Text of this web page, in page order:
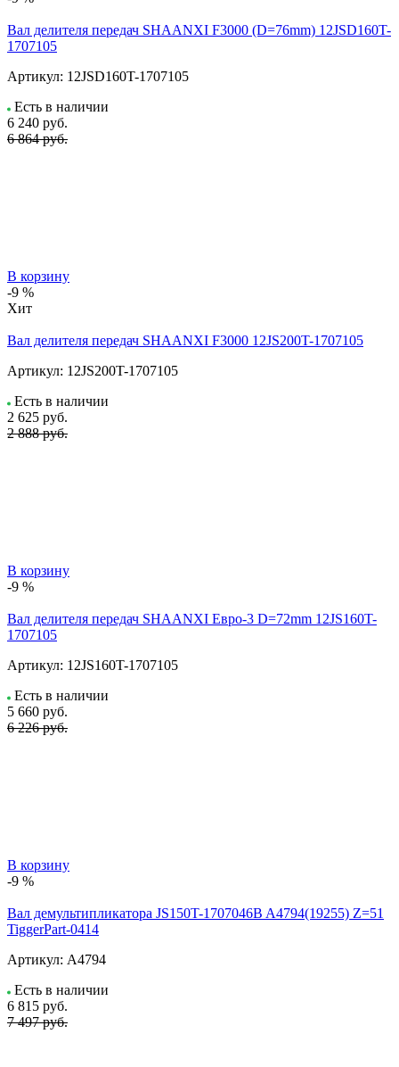
Вал делителя передач SHAANXI F3000 (D=76mm) 12JSD160T-
1707105
Артикул: 12JSD160T-1707105
Есть в наличии
6 240 руб.
6 864 руб.
В корзину
-9 %
Хит
Вал делителя передач SHAANXI F3000 12JS200T-1707105
Артикул: 12JS200T-1707105
Есть в наличии
2 625 руб.
2 888 руб.
В корзину
-9 %
Вал делителя передач SHAANXI Евро-3 D=72mm 12JS160T-
1707105
Артикул: 12JS160T-1707105
Есть в наличии
5 660 руб.
6 226 руб.
В корзину
-9 %
Вал демультипликатора JS150T-1707046B A4794(19255) Z=51
TiggerPart-0414
Артикул: A4794
Есть в наличии
6 815 руб.
7 497 руб.